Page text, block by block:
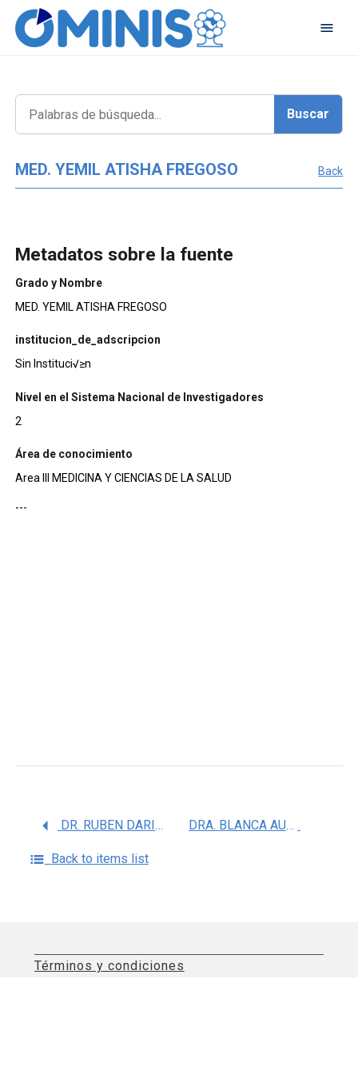
MED. YEMIL ATISHA FREGOSO Back
Metadatos sobre la fuente
Grado y Nombre
MED. YEMIL ATISHA FREGOSO
institucion_de_adscripcion
Sin Instituci√≥n
Nivel en el Sistema Nacional de Investigadores
2
Área de conocimiento
Area III MEDICINA Y CIENCIAS DE LA SALUD
---
DR. RUBEN DARIO CASTRO TORRES DRA. BLANCA AURORA CERVANTES SANCHEZ
Back to items list
Términos y condiciones